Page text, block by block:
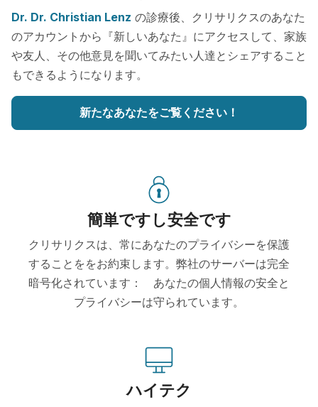
Dr. Dr. Christian Lenz の診療後、クリサリクスのあなた
のアカウントから『新しいあなた』にアクセスして、家族
や友人、その他意見を聞いてみたい人達とシェアすること
もできるようになります。
新たなあなたをご覧ください！
簡単ですし安全です
クリサリクスは、常にあなたのプライバシーを保護
することををお約束します。弊社のサーバーは完全
暗号化されています： あなたの個人情報の安全と
プライバシーは守られています。
ハイテク